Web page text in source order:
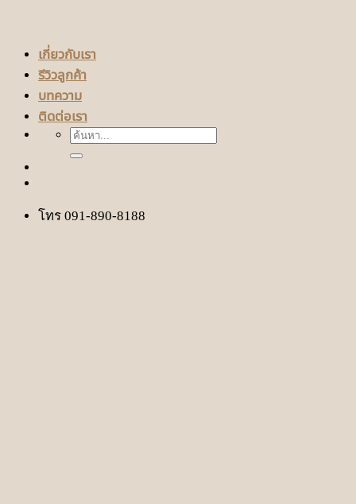
เกี่ยวกับเรา
รีวิวลูกค้า
บทความ
ติดต่อเรา
ค้นหา:
โทร 091-890-8188